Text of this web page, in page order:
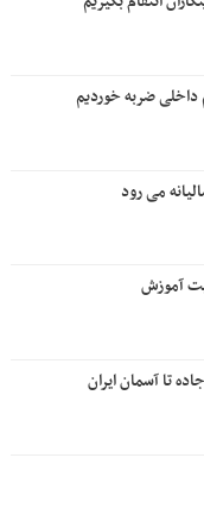
داخلی ضربه خوردیم
می رود
آموزش
تا آسمان ایران